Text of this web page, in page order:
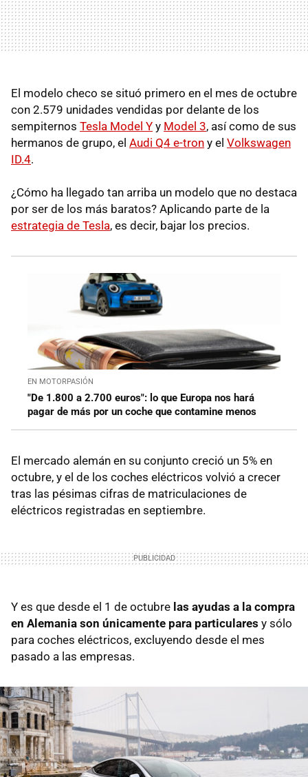
El modelo checo se situó primero en el mes de octubre
con 2.579 unidades vendidas por delante de los
sempiternos Tesla Model Y y Model 3, así como de sus
hermanos de grupo, el Audi Q4 e-tron y el Volkswagen
ID.4.
¿Cómo ha llegado tan arriba un modelo que no destaca
por ser de los más baratos? Aplicando parte de la
estrategia de Tesla, es decir, bajar los precios.
EN MOTORPASIÓN
"De 1.800 a 2.700 euros": lo que Europa nos hará
pagar de más por un coche que contamine menos
El mercado alemán en su conjunto creció un 5% en
octubre, y el de los coches eléctricos volvió a crecer
tras las pésimas cifras de matriculaciones de
eléctricos registradas en septiembre.
Y es que desde el 1 de octubre las ayudas a la compra
en Alemania son únicamente para particulares y sólo
para coches eléctricos, excluyendo desde el mes
pasado a las empresas.